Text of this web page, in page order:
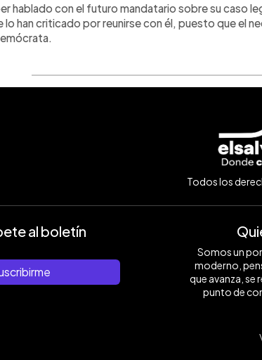
hablado con el futuro mandatario sobre su caso
lo han criticado por reunirse con él, puesto que el
Todos los
al boletín
Somos un
moderno,
que avanza, se
punto de